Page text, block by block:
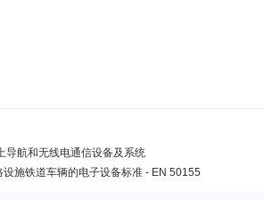
导航和无线电通信设备及系统
设施铁道车辆的电子设备标准 - EN 50155